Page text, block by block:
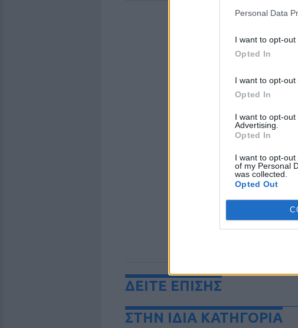
Personal Data
I want to opt-out
Opted In
I want to opt-out
Opted In
I want to opt-
Advertising.
Opted In
I want to opt-
of my Personal
was collected.
Opted Out
ΔΕΙΤΕ ΕΠΙΣΗΣ
ΣΤΗΝ ΙΔΙΑ ΚΑΤΗΓΟΡΙΑ